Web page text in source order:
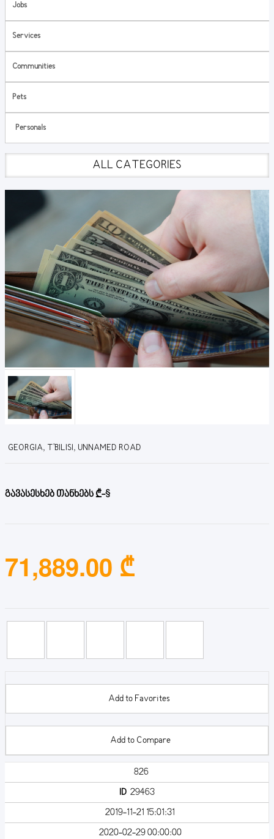
Jobs
Services
Communities
Pets
Personals
ALL CATEGORIES
GEORGIA, T'BILISI, UNNAMED ROAD
გავასესხებ თანხებს ₾-$
71,889.00 ₾
Add to Favorites
Add to Compare
826
ID29463
2019-11-21 15:01:31
2020-02-29 00:00:00